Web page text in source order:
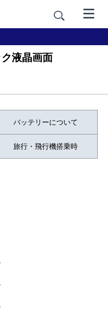
液晶画面
バッテリーについて
旅行・飛行機搭乗時